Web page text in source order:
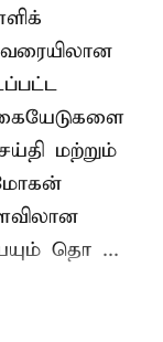
மற்றும்
தொ ...